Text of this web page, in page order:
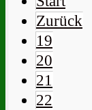
Zurück
19
20
21
22